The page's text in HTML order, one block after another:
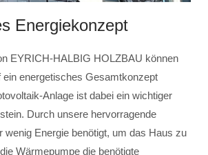
Energiekonzept
EYRICH-HALBIG HOLZBAU können
ein energetisches Gesamtkonzept
Anlage ist dabei ein wichtiger
Durch unsere hervorragende
wenig Energie benötigt, um das Haus zu
Wärmepumpe die benötigte